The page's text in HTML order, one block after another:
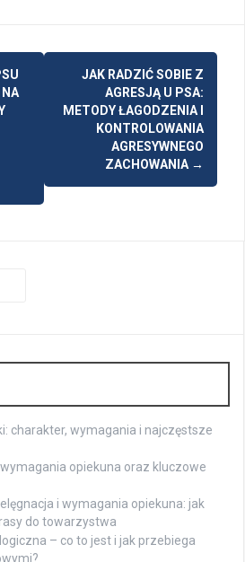
JAK RADZIĆ SOBIE Z
AGRESJĄ U PSA:
METODY ŁAGODZENIA I
KONTROLOWANIA
AGRESYWNEGO
ZACHOWANIA →
charakter, wymagania i najczęstsze
opiekuna oraz kluczowe
i wymagania opiekuna: jak
do towarzystwa
– co to jest i jak przebiega